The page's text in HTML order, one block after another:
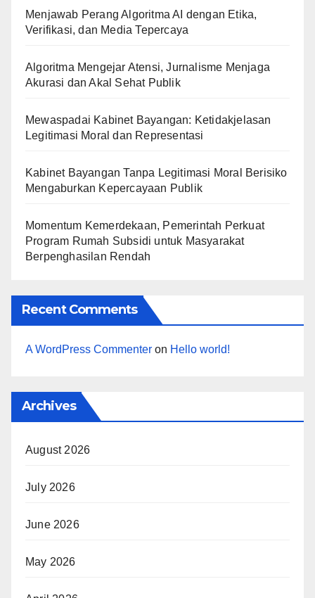
Menjawab Perang Algoritma AI dengan Etika,
Verifikasi, dan Media Tepercaya
Algoritma Mengejar Atensi, Jurnalisme Menjaga
Akurasi dan Akal Sehat Publik
Mewaspadai Kabinet Bayangan: Ketidakjelasan
Legitimasi Moral dan Representasi
Kabinet Bayangan Tanpa Legitimasi Moral Berisiko
Mengaburkan Kepercayaan Publik
Momentum Kemerdekaan, Pemerintah Perkuat
Program Rumah Subsidi untuk Masyarakat
Berpenghasilan Rendah
Recent Comments
A WordPress Commenter on Hello world!
Archives
August 2026
July 2026
June 2026
May 2026